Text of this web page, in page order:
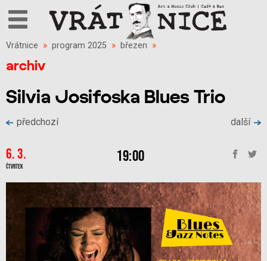
Vrátnice » program 2025 » březen »
archiv
Silvia Josifoska Blues Trio
předchozí další
6. 3.
Čtvrtek
19:00